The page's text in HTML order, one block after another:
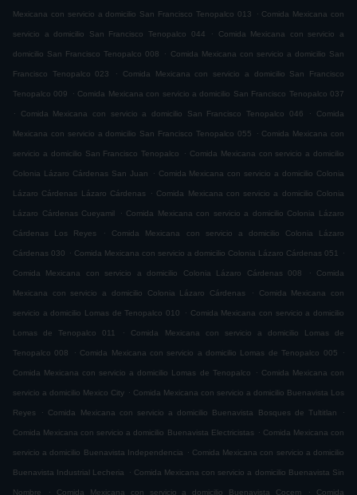
Mexicana con servicio a domicilio San Francisco Tenopalco 013 . Comida Mexicana con
servicio a domicilio San Francisco Tenopalco 044 . Comida Mexicana con servicio a
domicilio San Francisco Tenopalco 008 . Comida Mexicana con servicio a domicilio San
Francisco Tenopalco 023 . Comida Mexicana con servicio a domicilio San Francisco
Tenopalco 009 . Comida Mexicana con servicio a domicilio San Francisco Tenopalco 037
.
Comida Mexicana con servicio a domicilio San Francisco Tenopalco 046 . Comida
Mexicana con servicio a domicilio San Francisco Tenopalco 055 . Comida Mexicana con
servicio a domicilio San Francisco Tenopalco . Comida Mexicana con servicio a domicilio
Colonia Lázaro Cárdenas San Juan . Comida Mexicana con servicio a domicilio Colonia
Lázaro Cárdenas Lázaro Cárdenas . Comida Mexicana con servicio a domicilio Colonia
Lázaro Cárdenas Cueyamil . Comida Mexicana con servicio a domicilio Colonia Lázaro
Cárdenas Los Reyes . Comida Mexicana con servicio a domicilio Colonia Lázaro
Cárdenas 030 . Comida Mexicana con servicio a domicilio Colonia Lázaro Cárdenas 051 .
Comida Mexicana con servicio a domicilio Colonia Lázaro Cárdenas 008 . Comida
Mexicana con servicio a domicilio Colonia Lázaro Cárdenas . Comida Mexicana con
servicio a domicilio Lomas de Tenopalco 010 . Comida Mexicana con servicio a domicilio
Lomas de Tenopalco 011 . Comida Mexicana con servicio a domicilio Lomas de
Tenopalco 008 . Comida Mexicana con servicio a domicilio Lomas de Tenopalco 005 .
Comida Mexicana con servicio a domicilio Lomas de Tenopalco . Comida Mexicana con
servicio a domicilio Mexico City . Comida Mexicana con servicio a domicilio Buenavista Los
Reyes . Comida Mexicana con servicio a domicilio Buenavista Bosques de Tultitlan .
Comida Mexicana con servicio a domicilio Buenavista Electricistas . Comida Mexicana con
servicio a domicilio Buenavista Independencia . Comida Mexicana con servicio a domicilio
Buenavista Industrial Lecheria . Comida Mexicana con servicio a domicilio Buenavista Sin
Nombre . Comida Mexicana con servicio a domicilio Buenavista Cocem . Comida